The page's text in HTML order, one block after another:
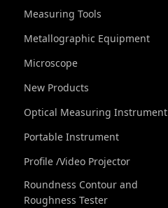
Measuring Tools
Metallographic Equipment
Microscope
New Products
Optical Measuring Instrument
Portable Instrument
Profile /Video Projector
Roundness Contour and
Roughness Tester